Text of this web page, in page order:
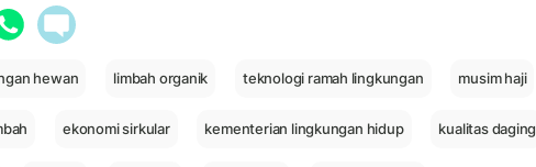
hewan limbah organik teknologi ramah lingkungan musim haji
ekonomi sirkular kementerian lingkungan hidup kualitas daging